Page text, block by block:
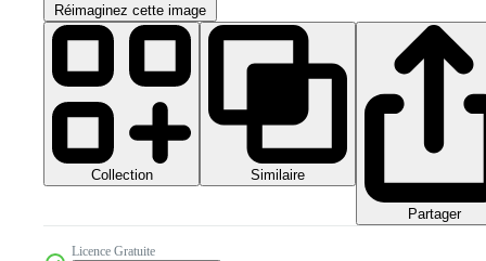
Réimaginez cette image
Collection Similaire
Partager
Licence Gratuite